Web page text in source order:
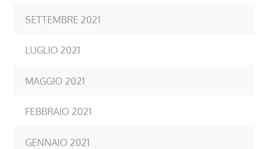
SETTEMBRE 2021
LUGLIO 2021
MAGGIO 2021
FEBBRAIO 2021
GENNAIO 2021